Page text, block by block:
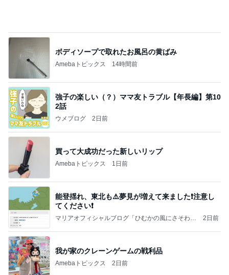
高校生Dヲタ Ꭰ-ᎮꭵꭹꭴのDisneyにっき！！✎ܚ 13日前
はあちゅう 主人公が強い中華ドラマ
Amebaトピックス